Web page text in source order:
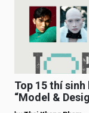
Top 15 thí
“Model &